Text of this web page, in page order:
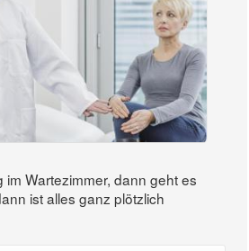
im Wartezimmer, dann geht es
ist alles ganz plötzlich